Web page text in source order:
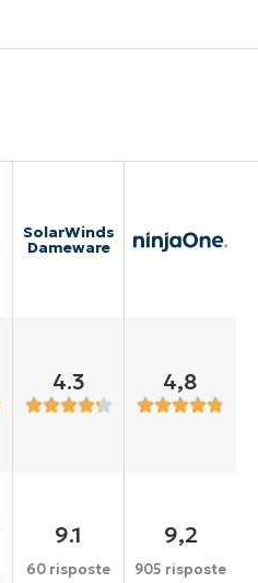
SolarWinds
Dameware
4.3 4,8
9.1
60 risposte
9,2
905 risposte